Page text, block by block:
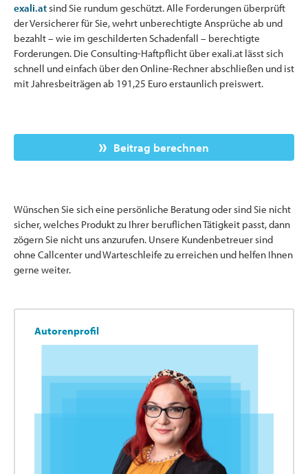
exali.at sind Sie rundum geschützt. Alle Forderungen überprüft
der Versicherer für Sie, wehrt unberechtigte Ansprüche ab und
bezahlt – wie im geschilderten Schadenfall – berechtigte
Forderungen. Die Consulting-Haftpflicht über exali.at lässt sich
schnell und einfach über den Online-Rechner abschließen und ist
mit Jahresbeiträgen ab 191,25 Euro erstaunlich preiswert.
Beitrag berechnen
Wünschen Sie sich eine persönliche Beratung oder sind Sie nicht
sicher, welches Produkt zu Ihrer beruflichen Tätigkeit passt, dann
zögern Sie nicht uns anzurufen. Unsere Kundenbetreuer sind
ohne Callcenter und Warteschleife zu erreichen und helfen Ihnen
gerne weiter.
Autorenprofil